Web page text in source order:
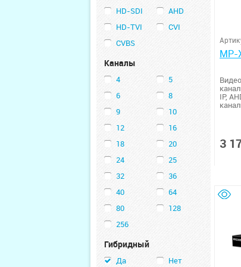
HD-SDI
AHD
HD-TVI
CVI
CVBS
Каналы
4
5
6
8
9
10
12
16
18
20
24
25
32
36
40
64
80
128
256
Гибридный
Да Нет
MP-
IP,
3